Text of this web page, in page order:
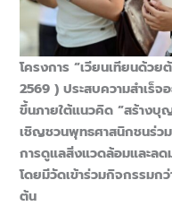
โครงการ “เวียนเทียนด้วย
2569 ) ประสบความสำเร็
ขึ้นภายใต้แนวคิด “สร้างบุ
เชิญชวนพุทธศาสนิกชนร่ว
การดูแลสิ่งแวดล้อมและล
โดยมีวัดเข้าร่วมกิจกรรมก
ต้น